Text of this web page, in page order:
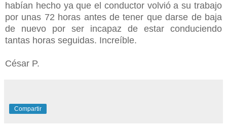
habían hecho ya que el conductor volvió a su trabajo
por unas 72 horas antes de tener que darse de baja
de nuevo por ser incapaz de estar conduciendo
tantas horas seguidas. Increíble.
César P.
Compartir